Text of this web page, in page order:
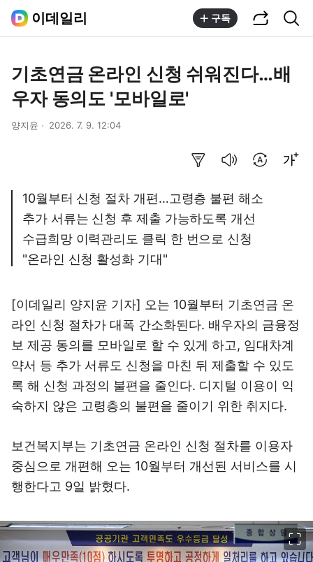
이데일리 구독
기초연금 온라인 신청 쉬워진다…배
우자 동의도 '모바일로'
양지윤 2026. 7. 9. 12:04
10월부터 신청 절차 개편…고령층 불편 해소
추가 서류는 신청 후 제출 가능하도록 개선
수급희망 이력관리도 클릭 한 번으로 신청
"온라인 신청 활성화 기대"
[이데일리 양지윤 기자] 오는 10월부터 기초연금 온
라인 신청 절차가 대폭 간소화된다. 배우자의 금융정
보 제공 동의를 모바일로 할 수 있게 하고, 임대차계
약서 등 추가 서류도 신청을 마친 뒤 제출할 수 있도
록 해 신청 과정의 불편을 줄인다. 디지털 이용이 익
숙하지 않은 고령층의 불편을 줄이기 위한 취지다.
보건복지부는 기초연금 온라인 신청 절차를 이용자
중심으로 개편해 오는 10월부터 개선된 서비스를 시
행한다고 9일 밝혔다.